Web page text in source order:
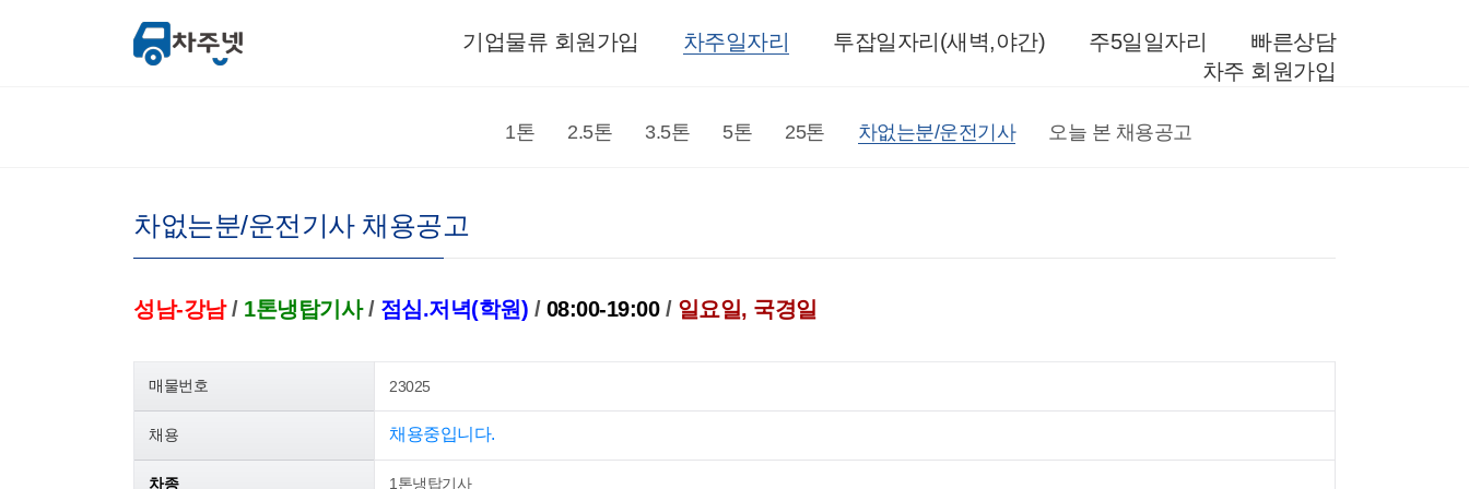
빠른상담
주5일일자리
투잡일자리(새벽,야간)
차주일자리
기업물류 회원가입
차주 회원가입
1톤 2.5톤 3.5톤 5톤 25톤 차없는분/운전기사 오늘 본 채용공고
차없는분/운전기사 채용공고
성남-강남/ 1톤냉탑기사/ 점심.저녁(학원) / 08:00-19:00/ 일요일, 국경일
매물번호 23025
채용 채용중입니다.
차종 1톤냉탑기사